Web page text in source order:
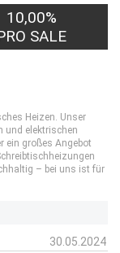
10,00%
SALE
Heizen. Unser
und elektrischen
ein großes Angebot
– bei uns ist für
30.05.2024